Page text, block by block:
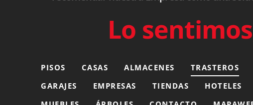
Lo
PISOS CASAS ALMACENES TRASTEROS
GARAJES
EMPRESAS TIENDAS HOTELES